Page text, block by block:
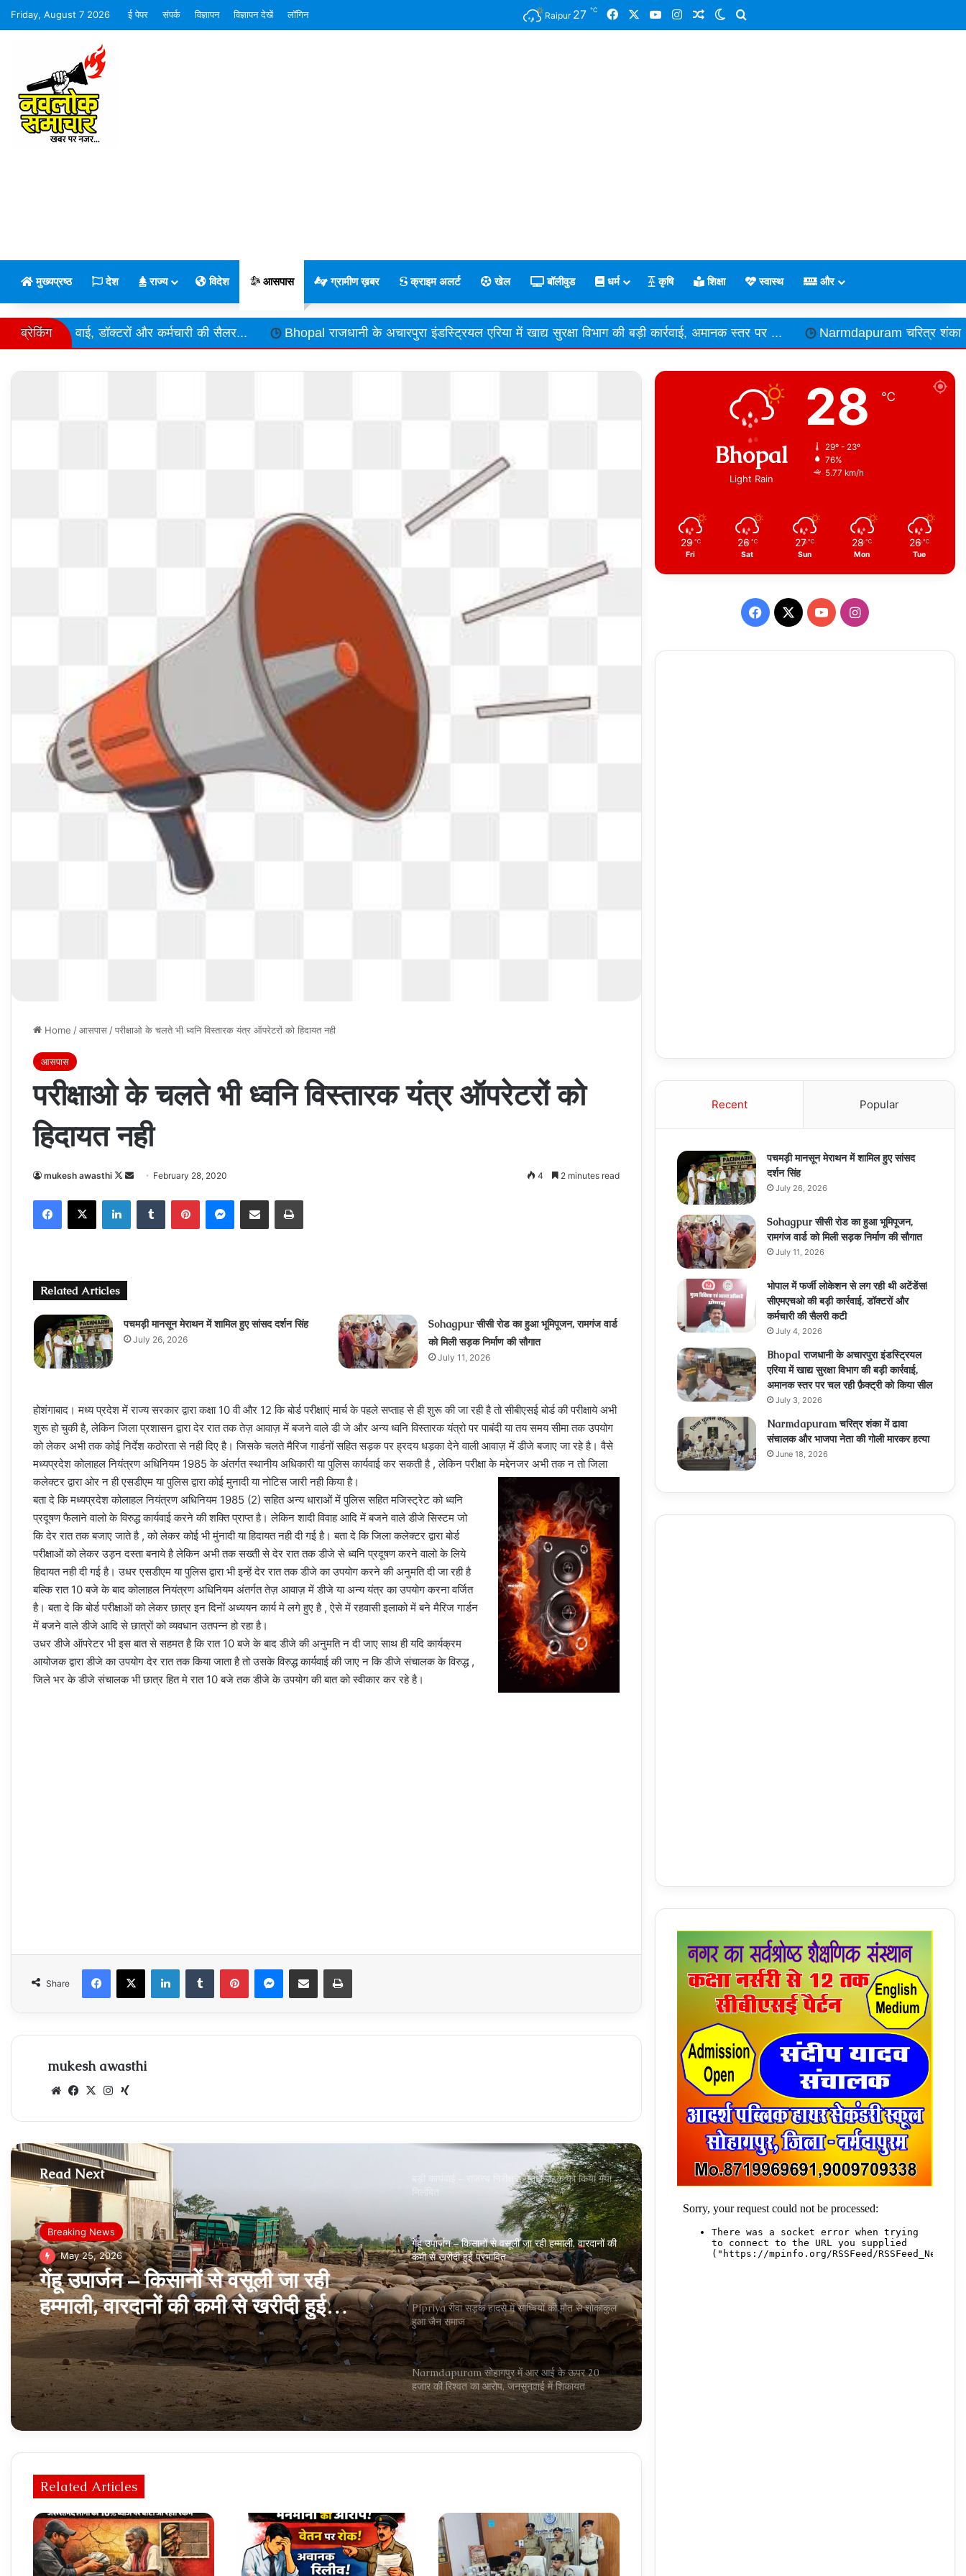
Friday, August 7 2026 ई पेपर संपर्क विज्ञापन विज्ञापन देखें लॉगिन Raipur 27 ℃ FacebookYouTubeInstagramRandom Article
Switch skin
मुख्यप्रष्ठ देश राज्य विदेश आसपास ग्रामीण ख़बर क्राइम अलर्ट खेल बॉलीवुड धर्म कृषि शिक्षा स्वास्थ और
ब्रेकिंग
और कर्मचारी की सैलर... Bhopal राजधानी के अचारपुरा इंडस्ट्रियल एरिया में खाद्य सुरक्षा विभाग की बड़ी कार्रवाई, अमानक स्तर पर ... Narmdapuram चरित्र शंका में ढावा संचालक और
Home /आसपास /परीक्षाओ के चलते भी ध्वनि विस्तारक यंत्र ऑपरेटरों को हिदायत नही
आसपास
परीक्षाओ के चलते भी ध्वनि विस्तारक यंत्र ऑपरेटरों को
हिदायत नही
mukesh awasthi
Follow
Send
email
February 28, 2020 4 2 minutes read
Facebook
X LinkedInTumblr PinterestMessenger
Share via Email Print
Related Articles
पचमड़ी मानसून मेराथन में शामिल हुए सांसद दर्शन सिंह
July 26, 2026
Sohagpur सीसी रोड का हुआ भूमिपूजन, रामगंज वार्ड
को मिली सड़क निर्माण की सौगात
July 11, 2026
होशंगाबाद। मध्य प्रदेश में राज्य सरकार द्वारा कक्षा 10 वी और 12 कि बोर्ड परीक्षाएं मार्च के पहले सप्ताह से ही शुरू की जा रही है तो सीबीएसई बोर्ड की परीक्षाये अभी
शुरू हो चुकी है, लेकिन जिला प्रशासन द्वारा देर रात तक तेज़ आवाज़ में बजने वाले डी जे और अन्य ध्वनि विस्तारक यंत्रो पर पाबंदी या तय समय सीमा तक उपयोग
को लेकर अभी तक कोई निर्देश कठोरता से नही दिए है। जिसके चलते मैरिज गार्डनों सहित सड़क पर ह्रदय धड़का देने वाली आवाज़ में डीजे बजाए जा रहे है। वैसे
मध्यप्रदेश कोलाहल नियंत्रण अधिनियम 1985 के अंतर्गत स्थानीय अधिकारी या पुलिस कार्यवाई कर सकती है , लेकिन परीक्षा के मद्देनजर अभी तक न तो जिला
कलेक्टर द्वारा ओर न ही एसडीएम या पुलिस द्वारा कोई मुनादी या नोटिस जारी नही किया है।
बता दे कि मध्यप्रदेश कोलाहल नियंत्रण अधिनियम 1985 (2) सहित अन्य धाराओं में पुलिस सहित मजिस्ट्रेट को ध्वनि
प्रदूषण फैलाने वालो के विरुद्ध कार्यवाई करने की शक्ति प्राप्त है। लेकिन शादी विवाह आदि में बजने वाले डीजे सिस्टम जो
कि देर रात तक बजाए जाते है , को लेकर कोई भी मुंनादी या हिदायत नही दी गई है। बता दे कि जिला कलेक्टर द्वारा बोर्ड
परीक्षाओं को लेकर उड़न दस्ता बनाये है लेकिन अभी तक सख्ती से देर रात तक डीजे से ध्वनि प्रदूषण करने वालो के लिये
हिदायत नही दी गई है। उधर एसडीएम या पुलिस द्वारा भी इन्हें देर रात तक डीजे का उपयोग करने की अनुमति दी जा रही है
बल्कि रात 10 बजे के बाद कोलाहल नियंत्रण अधिनियम अंतर्गत तेज़ आवाज़ में डीजे या अन्य यंत्र का उपयोग करना वर्जित
है। बता दे कि बोर्ड परीक्षाओं को लेकर छात्र इन दिनों अध्ययन कार्य मे लगे हुए है , ऐसे में रहवासी इलाको में बने मैरिज गार्डन
में बजने वाले डीजे आदि से छात्रों को व्यवधान उतपन्न हो रहा है।
उधर डीजे ऑपरेटर भी इस बात से सहमत है कि रात 10 बजे के बाद डीजे की अनुमति न दी जाए साथ ही यदि कार्यक्रम
आयोजक द्वारा डीजे का उपयोग देर रात तक किया जाता है तो उसके विरुद्ध कार्यवाई की जाए न कि डीजे संचालक के विरुद्ध ,
जिले भर के डीजे संचालक भी छात्र हित मे रात 10 बजे तक डीजे के उपयोग की बात को स्वीकार कर रहे है।
Share
Facebook
X LinkedInTumblr PinterestMessenger
Share via Email Print
mukesh awasthi
WebsiteFacebook
X Instagram
Read Next
Breaking News
May 25, 2026
गेंहू उपार्जन – किसानों से वसूली जा रही
हम्‍माली, वारदानों की कमी से खरीदी हुई
प्रभावित
Narmdapuram एसडीएम ने किया सीएचसी सोहागपुर का
औचक निरीक्षण, अनुपस्थित पाए गए रेडियोग्राफरों का एक
दिवस का वेतन काटने के निर्देश
बड़ी कार्यवाई – राजस्व निरीक्षक गुलाब उइके को किया गया
निलंबित
गेंहू उपार्जन – किसानों से वसूली जा रही हम्‍माली, वारदानों की
कमी से खरीदी हुई प्रभावित
Pipriya रीवा सड़क हादसे में साध्वियों की मौत से शोकाकुल
हुआ जैन समाज
बड़ी कार्यवाई – राजस्व निरीक्षक गुलाब उइके को किया गया
निलंबित
गेंहू उपार्जन – किसानों से वसूली जा रही हम्‍माली, वारदानों की
कमी से खरीदी हुई प्रभावित
Pipriya रीवा सड़क हादसे में साध्वियों की मौत से शोकाकुल
हुआ जैन समाज
Narmdapuram सोहागपुर में आर आई के ऊपर 20
हजार की रिश्वत का आरोप, जनसुनवाई में शिकायत
की बड़ी कार्रवाई, डॉक्टरों और कर्मचारी की सैलरी कटी
सुरक्षा विभाग की बड़ी कार्रवाई, अमानक स्तर पर चल रही
फ़ैक्ट्री को किया सील
Narmdapuram चरित्र शंका में ढावा संचालक और
Related Articles
Bhopal
Light Rain
28 ℃
29º - 23º
76%
5.77 km/h
29 ℃
Fri
26 ℃
Sat
27 ℃
Sun
28 ℃
Mon
26 ℃
Tue
Facebook
X YouTubeInstagram
Recent Popular
पचमड़ी मानसून मेराथन में शामिल हुए सांसद
दर्शन सिंह
July 26, 2026
Sohagpur सीसी रोड का हुआ भूमिपूजन,
रामगंज वार्ड को मिली सड़क निर्माण की सौगात
July 11, 2026
भोपाल में फर्जी लोकेशन से लग रही थी अटेंडेंस!
सीएमएचओ की बड़ी कार्रवाई, डॉक्टरों और
कर्मचारी की सैलरी कटी
July 4, 2026
Bhopal राजधानी के अचारपुरा इंडस्ट्रियल
एरिया में खाद्य सुरक्षा विभाग की बड़ी कार्रवाई,
अमानक स्तर पर चल रही फ़ैक्ट्री को किया सील
July 3, 2026
Narmdapuram चरित्र शंका में ढावा
संचालक और भाजपा नेता की गोली मारकर हत्या
June 18, 2026